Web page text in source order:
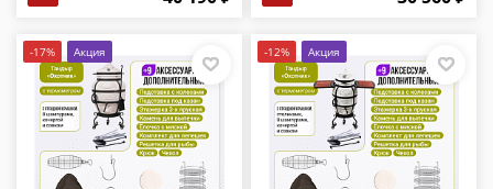
-17% Акция -12% Акция